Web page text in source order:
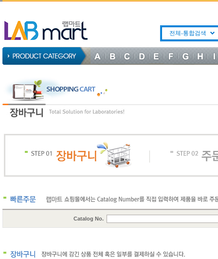
전체-통합검색
Catalog No.